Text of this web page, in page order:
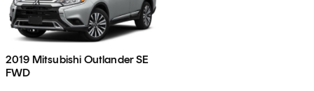
2019 Mitsubishi Outlander SE
FWD